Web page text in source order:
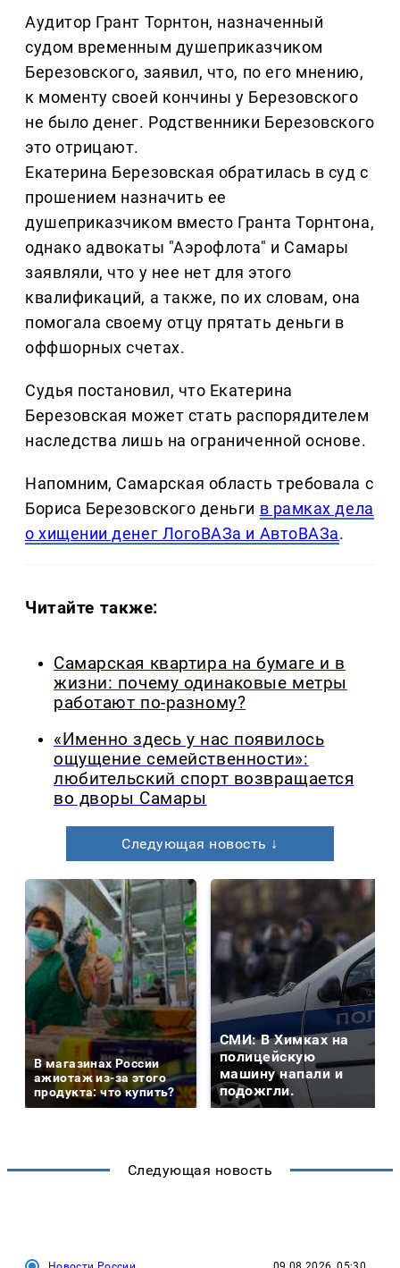
Аудитор Грант Торнтон, назначенный
судом временным душеприказчиком
Березовского, заявил, что, по его мнению,
к моменту своей кончины у Березовского
не было денег. Родственники Березовского
это отрицают.
Екатерина Березовская обратилась в суд с
прошением назначить ее
душеприказчиком вместо Гранта Торнтона,
однако адвокаты "Аэрофлота" и Самары
заявляли, что у нее нет для этого
квалификаций, а также, по их словам, она
помогала своему отцу прятать деньги в
оффшорных счетах.
Судья постановил, что Екатерина
Березовская может стать распорядителем
наследства лишь на ограниченной основе.
Напомним, Самарская область требовала с
Бориса Березовского деньги в рамках дела
о хищении денег ЛогоВАЗа и АвтоВАЗа.
Читайте также:
Самарская квартира на бумаге и в
жизни: почему одинаковые метры
работают по-разному?
«Именно здесь у нас появилось
ощущение семейственности»:
любительский спорт возвращается
во дворы Самары
Следующая новость ↓
В магазинах России
ажиотаж из-за этого
продукта: что купить?
СМИ: В Химках на
полицейскую
машину напали и
подожгли.
Следующая новость